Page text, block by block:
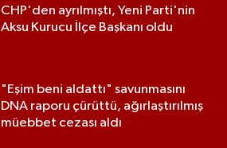
CHP'den ayrılmıştı, Yeni Parti'nin
Aksu Kurucu İlçe Başkanı oldu
"Eşim beni aldattı" savunmasını
DNA raporu çürüttü, ağırlaştırılmış
müebbet cezası aldı